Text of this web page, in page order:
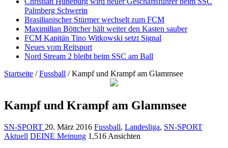
Palmberg Schwerin
Brasilianischer Stürmer wechselt zum FCM
Maximilian Böttcher hält weiter den Kasten sauber
FCM Kapitän Tino Witkowski setzt Signal
Neues vom Reitsport
Nord Stream 2 bleibt beim SSC am Ball
Startseite / Fussball / Kampf und Krampf am Glammsee
Kampf und Krampf am Glammsee
SN-SPORT 20. März 2016 Fussball, Landesliga, SN-SPORT
Aktuell DEINE Meinung 1,516 Ansichten